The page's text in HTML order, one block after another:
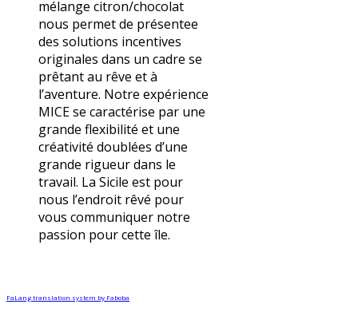
mélange citron/chocolat
nous permet de présentee
des solutions incentives
originales dans un cadre se
prêtant au rêve et à
l’aventure. Notre expérience
MICE se caractérise par une
grande flexibilité et une
créativité doublées d’une
grande rigueur dans le
travail. La Sicile est pour
nous l’endroit rêvé pour
vous communiquer notre
passion pour cette île.
FaLang translation system by Faboba